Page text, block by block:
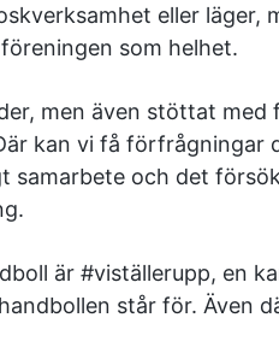
eller läger,
som helhet.
men även stöttat med
kan vi få förfrågningar
samarbete och det
är #viställerupp, en
står för. Även